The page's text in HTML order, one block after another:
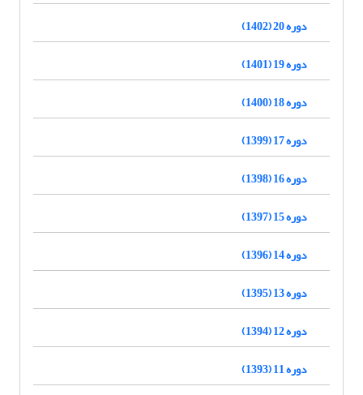
دوره 20 (1402)
دوره 19 (1401)
دوره 18 (1400)
دوره 17 (1399)
دوره 16 (1398)
دوره 15 (1397)
دوره 14 (1396)
دوره 13 (1395)
دوره 12 (1394)
دوره 11 (1393)